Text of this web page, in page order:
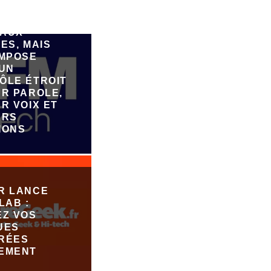
MAIS
ÉTROIT
PAROLE,
VOIX ET
LANCE
:
VOS